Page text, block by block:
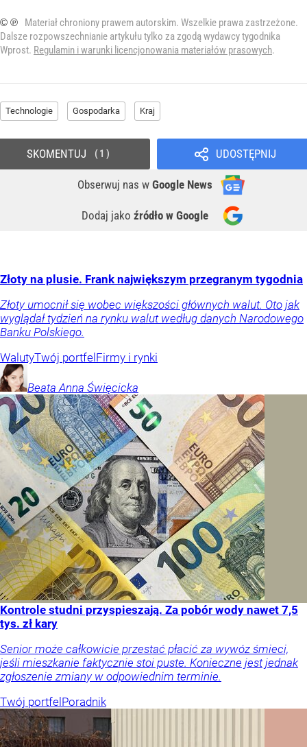
© ℗
Materiał chroniony prawem autorskim. Wszelkie prawa zastrzeżone.
Dalsze rozpowszechnianie artykułu tylko za zgodą wydawcy tygodnika
Wprost. Regulamin i warunki licencjonowania materiałów prasowych.
Technologie Gospodarka Kraj
UDOSTĘPNIJ
Obserwuj nas w Google News
Dodaj jako źródło w Google
SKOMENTUJ 1
Złoty na plusie. Frank największym przegranym tygodnia
Złoty umocnił się wobec większości głównych walut. Oto jak
wyglądał tydzień na rynku walut według danych Narodowego
Banku Polskiego.
WalutyTwój portfelFirmy i rynki
Beata Anna Święcicka
Kontrole studni przyspieszają. Za pobór wody nawet 7,5
tys. zł kary
Senior może całkowicie przestać płacić za wywóz śmieci,
jeśli mieszkanie faktycznie stoi puste. Konieczne jest jednak
zgłoszenie zmiany w odpowiednim terminie.
Twój portfelPoradnik